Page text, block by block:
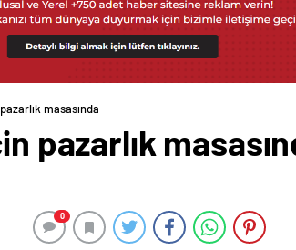
masasında
pazarlık
0